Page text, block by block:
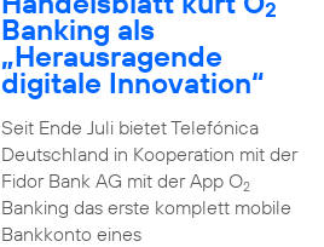
2
Banking als
„Herausragende
digitale Innovation“
Seit Ende Juli bietet Telefónica
Deutschland in Kooperation mit der
Fidor Bank AG mit der App O2
Banking das erste komplett mobile
Bankkonto eines